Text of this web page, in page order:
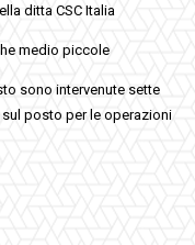
ditta CSC Italia
medio piccole
sono intervenute sette
posto per le operazioni